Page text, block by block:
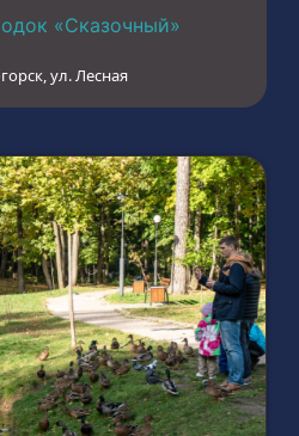
«Сказочный»
ул. Лесная